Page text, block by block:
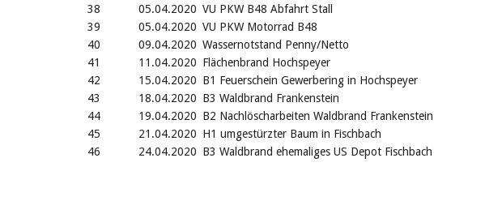
38 05.04.2020 VU PKW B48 Abfahrt Stall
39
05.04.2020 VU PKW Motorrad B48
40
09.04.2020 Wassernotstand Penny/Netto
41
11.04.2020 Flächenbrand Hochspeyer
42
15.04.2020 B1 Feuerschein Gewerbering in Hochspeyer
43
18.04.2020 B3 Waldbrand Frankenstein
44
19.04.2020 B2 Nachlöscharbeiten Waldbrand Frankenstein
45
21.04.2020 H1 umgestürzter Baum in Fischbach
46
24.04.2020 B3 Waldbrand ehemaliges US Depot Fischbach